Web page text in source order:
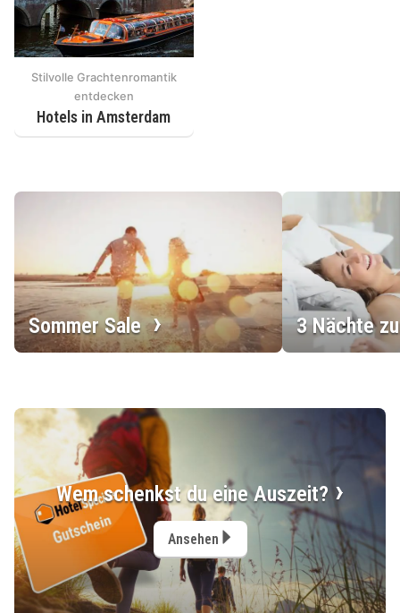
Stilvolle Grachtenromantik
entdecken
Hotels in Amsterdam
Sommer Sale 3 Nächte
Wem schenkst du eine Auszeit?
Ansehen